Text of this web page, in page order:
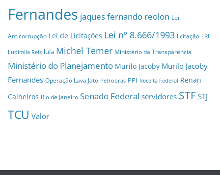
Fernandes jaques fernando reolon Lei
Anticorrupção Lei de Licitações Lei nº 8.666/1993 licitação LRF
Ludimila Reis lula Michel Temer Ministério da Transparência
Ministério do Planejamento Murilo Jacoby Murilo Jacoby
Fernandes Operação Lava Jato Petrobras PPI Receita Federal Renan
Calheiros Rio de Janeiro Senado Federal servidores STF STJ
TCU Valor